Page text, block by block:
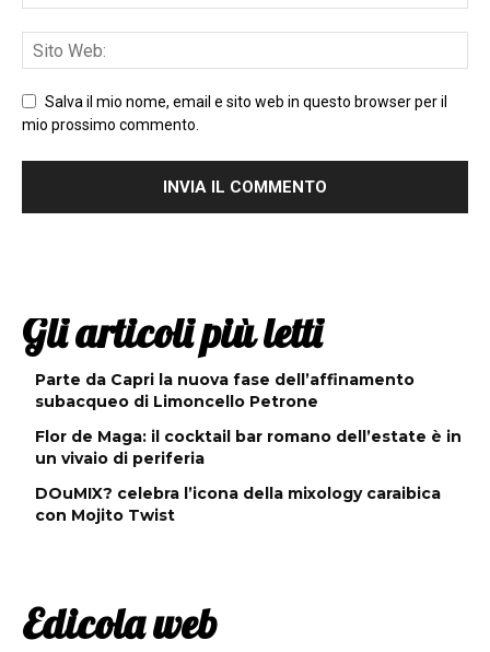
Salva il mio nome, email e sito web in questo browser per il
mio prossimo commento.
Gli articoli più letti
Parte da Capri la nuova fase dell’affinamento
subacqueo di Limoncello Petrone
Flor de Maga: il cocktail bar romano dell’estate è in
un vivaio di periferia
DOuMIX? celebra l’icona della mixology caraibica
con Mojito Twist
Edicola web